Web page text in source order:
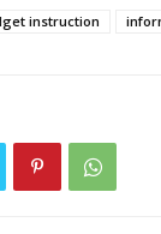
instruction